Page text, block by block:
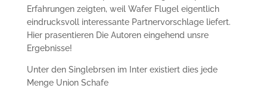
Erfahrungen zeigten, weil Wafer Flugel eigentlich
eindrucksvoll interessante Partnervorschlage liefert.
Hier prasentieren Die Autoren eingehend unsre
Ergebnisse!
Unter den Singlebrsen im Inter existiert dies jede
Menge Union Schafe